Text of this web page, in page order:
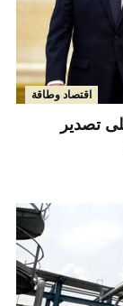
اقتصاد وطاقة
تصدير